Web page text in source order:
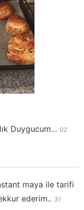
Duygucum... 02
maya ile tarifi
ederim.. 31